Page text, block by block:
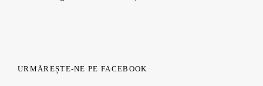
URMĂREȘTE-NE PE FACEBOOK